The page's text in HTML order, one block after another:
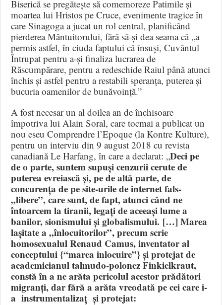
Biserică se pregătește să comemoreze Patimile și
moartea lui Hristos pe Cruce, evenimente tragice în
care Sinagoga a jucat un rol central, planificând
pierderea Mântuitorului, fără să-și dea seama că „a
permis astfel, în ciuda faptului că însuși, Cuvântul
Întrupat pentru a-și finaliza lucrarea de
Răscumpărare, pentru a redeschide Raiul până atunci
închis și astfel pentru a restabili speranța, puterea și
bucuria oamenilor de bunăvoință.”
A fost necesar un al doilea an de închisoare
împotriva lui Alain Soral, care tocmai a publicat un
nou eseu Comprendre l’Epoque (la Kontre Kulture),
pentru un interviu din 9 august 2018 cu revista
canadiană Le Harfang, în care a declarat: „Deci pe
de o parte, suntem supuși cenzurii cerute de
puterea evreiască și, pe de altă parte, de
concurența de pe site-urile de internet fals-
„libere”, care sunt, de fapt, atunci când ne
întoarcem la tiranii, legați de aceeași lume a
banilor, sionismului și globalismului. […] Marea
lașitate a „înlocuitorilor”, precum scrie
homosexualul Renaud Camus, inventator al
conceptului {“marea inlocuire”} și protejat de
academicianul talmudo-polonez Finkielkraut,
constă în a ne arăta pericolul acestor prădători
migranți, dar fără a arăta vreodată pe cei care i-
a instrumentalizaț și protejat: